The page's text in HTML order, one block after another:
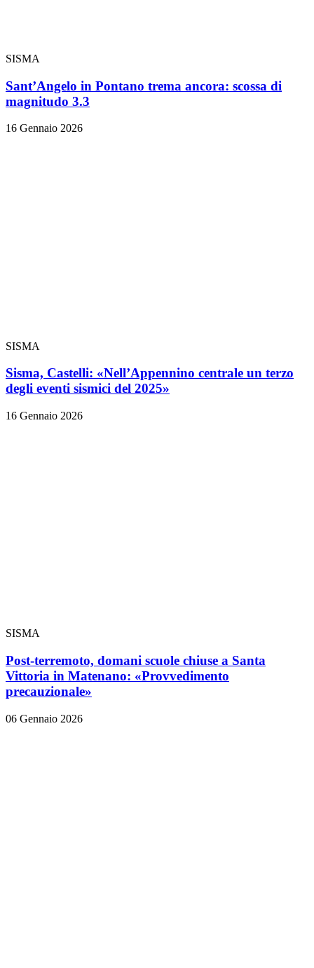
SISMA
Sant’Angelo in Pontano trema ancora: scossa di
magnitudo 3.3
16 Gennaio 2026
SISMA
Sisma, Castelli: «Nell’Appennino centrale un terzo
degli eventi sismici del 2025»
16 Gennaio 2026
SISMA
Post-terremoto, domani scuole chiuse a Santa
Vittoria in Matenano: «Provvedimento
precauzionale»
06 Gennaio 2026